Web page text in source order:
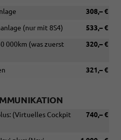
308,– €
533,– €
(nur mit 8S4)
320,– €
000km (was zuerst
321,– €
740,– €
(Virtuelles Cockpit